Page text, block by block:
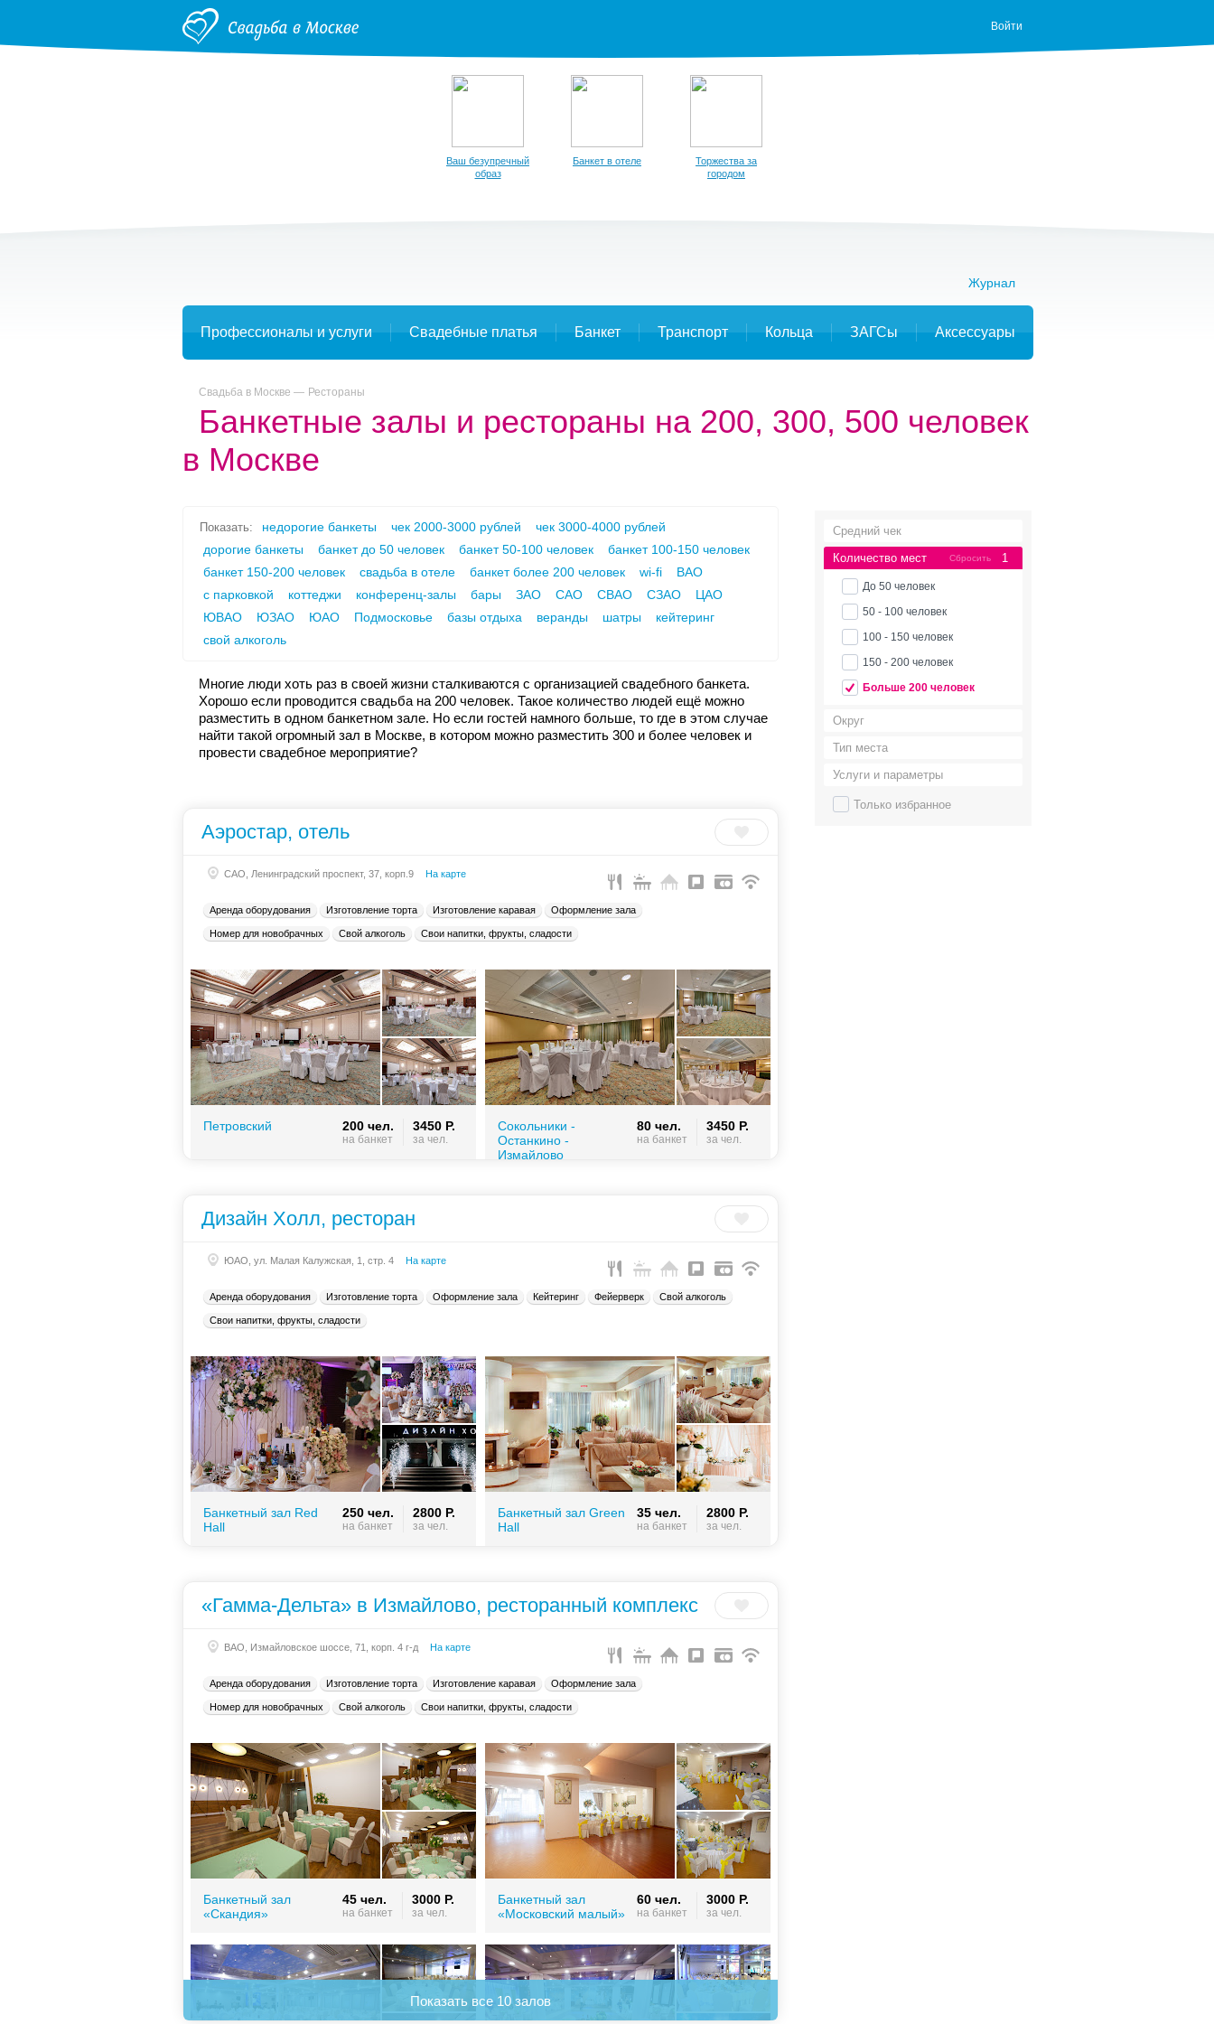
Войти
Ваш безупречный
образ
Банкет в отеле
Торжества за
городом
Журнал
Профессионалы и услуги Свадебные платья Банкет Транспорт Кольца ЗАГСы Аксессуары
Свадьба в Москве Рестораны
Банкетные залы и рестораны на 200, 300, 500 человек
в Москве
Средний чек
Количество мест
Сбросить 1
До 50 человек
50 - 100 человек
100 - 150 человек
150 - 200 человек
Больше 200 человек
Округ
Тип места
Услуги и параметры
Только избранное
Показать: недорогие банкеты чек 2000-3000 рублей
чек 3000-4000 рублей
дорогие банкеты
банкет до 50 человек банкет 50-100 человек
банкет 100-150 человек
банкет 150-200 человек
свадьба в отеле банкет более 200 человек wi-fi
ВАО
с парковкой
коттеджи конференц-залы бары ЗАО САО СВАО СЗАО
ЦАО
ЮВАО
ЮЗАО ЮАО Подмосковье базы отдыха веранды шатры
кейтеринг
свой алкоголь
Многие люди хоть раз в своей жизни сталкиваются с организацией свадебного банкета.
Хорошо если проводится свадьба на 200 человек. Такое количество людей ещё можно
разместить в одном банкетном зале. Но если гостей намного больше, то где в этом случае
найти такой огромный зал в Москве, в котором можно разместить 300 и более человек и
провести свадебное мероприятие?
Аэростар, отель
САО, Ленинградский проспект, 37, корп.9 На карте
Аренда оборудования Изготовление торта Изготовление каравая Оформление зала
Номер для новобрачных Свой алкоголь Свои напитки, фрукты, сладости
Петровский 200 чел.
на банкет
3450 Р.
за чел.
Сокольники -
Останкино -
Измайлово
80 чел.
на банкет
3450 Р.
за чел.
Дизайн Холл, ресторан
ЮАО, ул. Малая Калужская, 1, стр. 4 На карте
Аренда оборудования Изготовление торта Оформление зала Кейтеринг Фейерверк Свой алкоголь
Свои напитки, фрукты, сладости
Банкетный зал Red
Hall
250 чел.
на банкет
2800 Р.
за чел.
Банкетный зал Green
Hall
35 чел.
на банкет
2800 Р.
за чел.
«Гамма-Дельта» в Измайлово, ресторанный комплекс
ВАО, Измайловское шоссе, 71, корп. 4 г-д На карте
Аренда оборудования Изготовление торта Изготовление каравая Оформление зала
Номер для новобрачных Свой алкоголь Свои напитки, фрукты, сладости
Показать все 10 залов
Банкетный зал
«Скандия»
45 чел.
на банкет
3000 Р.
за чел.
Банкетный зал
«Московский малый»
60 чел.
на банкет
3000 Р.
за чел.